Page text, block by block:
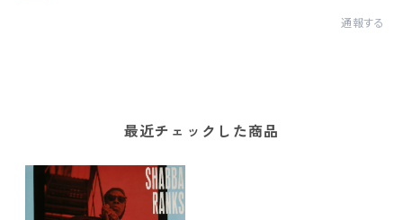
通報する
最近チェックした商品